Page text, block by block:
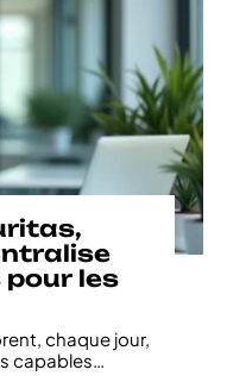
les
chaque jour,
capables…